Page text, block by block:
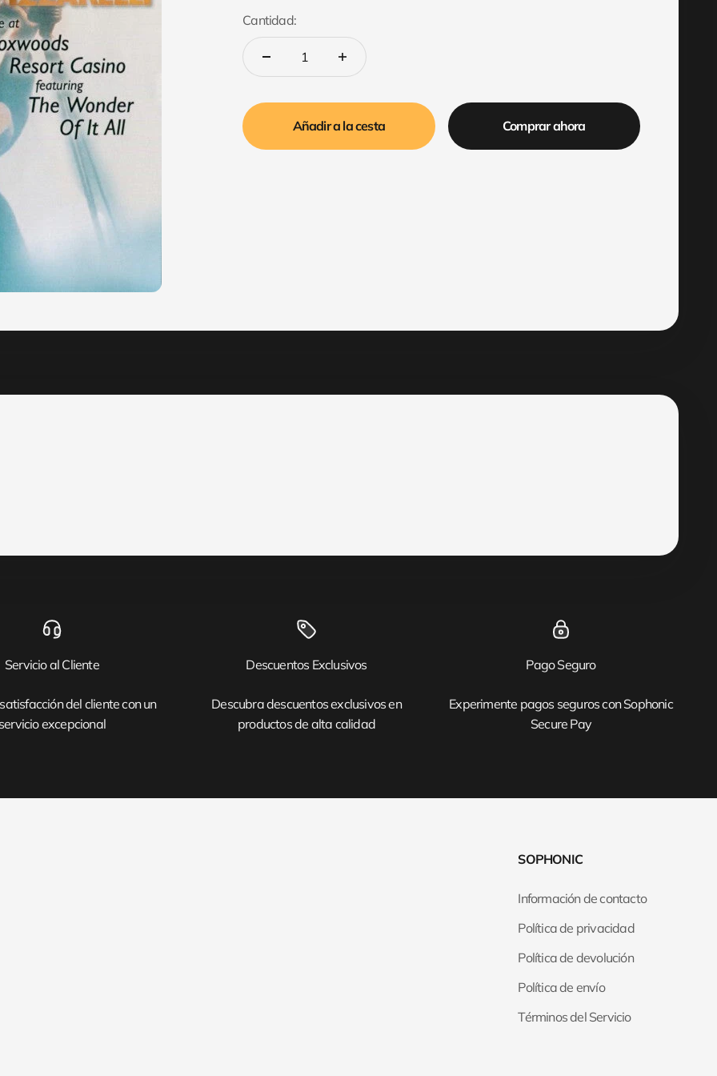
Cantidad:
Añadir a la cesta Comprar ahora
Servicio al Cliente
del cliente con un
excepcional
Descuentos Exclusivos
Descubra descuentos exclusivos en
productos de alta calidad
Pago Seguro
Experimente pagos seguros con Sophonic
Secure Pay
SOPHONIC
Información de contacto
Política de privacidad
Política de devolución
Política de envío
Términos del Servicio